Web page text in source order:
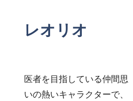
レオリオ
医者を目指している仲間思
いの熱いキャラクターで、